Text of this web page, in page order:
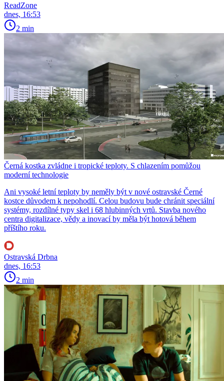
ReadZone
dnes, 16:53
2 min
Černá kostka zvládne i tropické teploty. S chlazením pomůžou
moderní technologie
Ani vysoké letní teploty by neměly být v nové ostravské Černé
kostce důvodem k nepohodlí. Celou budovu bude chránit speciální
systémy, rozdílné typy skel i 68 hlubinných vrtů. Stavba nového
centra digitalizace, vědy a inovací by měla být hotová během
příštího roku.
Ostravská Drbna
dnes, 16:53
2 min